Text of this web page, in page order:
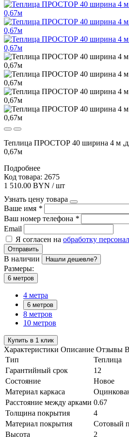
Теплица ПРОСТОР 40 ширина 4 м
0,67м
Подробнее
Код товара: 2675
1 510.00 BYN / шт
Узнать цену товара
Ваше имя *
Ваш номер телефона *
Email
Я согласен на обработку
Отправить
В наличии Нашли дешевле?
Размеры:
6 метров
4 метра
6 метров
8 метров
10 метров
Купить в 1 клик
Характеристики Описание Отзывы
Тип
Теплица
Гарантийный срок
12
Состояние
Новое
Материал каркаса
Расстояние между арками 0.67
Толщина покрытия
4
Материал покрытия
Сотовый
Высота
2